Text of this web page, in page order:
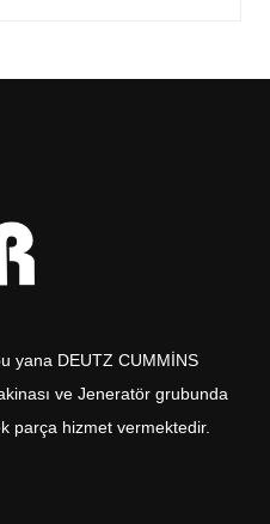
yana DEUTZ CUMMİNS
ve Jeneratör grubunda
parça hizmet vermektedir.